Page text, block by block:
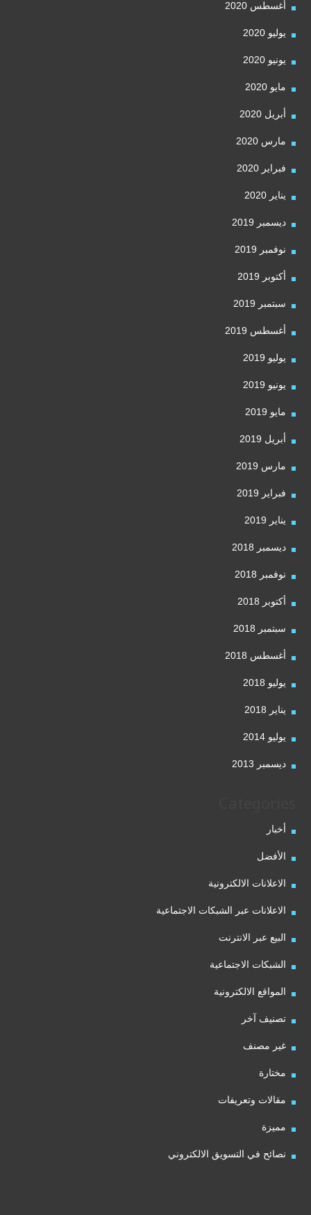
أغسطس 2020
يوليو 2020
يونيو 2020
مايو 2020
أبريل 2020
مارس 2020
فبراير 2020
يناير 2020
ديسمبر 2019
نوفمبر 2019
أكتوبر 2019
سبتمبر 2019
أغسطس 2019
يوليو 2019
يونيو 2019
مايو 2019
أبريل 2019
مارس 2019
فبراير 2019
يناير 2019
ديسمبر 2018
نوفمبر 2018
أكتوبر 2018
سبتمبر 2018
أغسطس 2018
يوليو 2018
يناير 2018
يوليو 2014
ديسمبر 2013
أخبار
الأفضل
الاعلانات الالكترونية
الاعلانات عبر الشبكات الاجتماعية
البيع عبر الانترنت
الشبكات الاجتماعية
المواقع الالكترونية
تصنيف آخر
غير مصنف
مختارة
مقالات وتعريفات
مميزة
نصائح في التسويق الالكتروني